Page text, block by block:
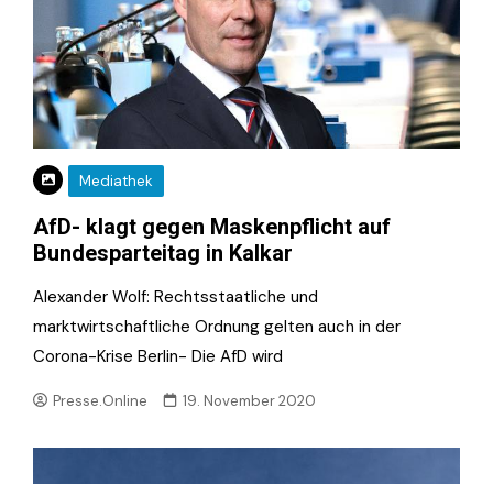
Mediathek
AfD- klagt gegen Maskenpflicht auf
Bundesparteitag in Kalkar
Alexander Wolf: Rechtsstaatliche und
marktwirtschaftliche Ordnung gelten auch in der
Corona-Krise Berlin- Die AfD wird
Presse.Online 19. November 2020